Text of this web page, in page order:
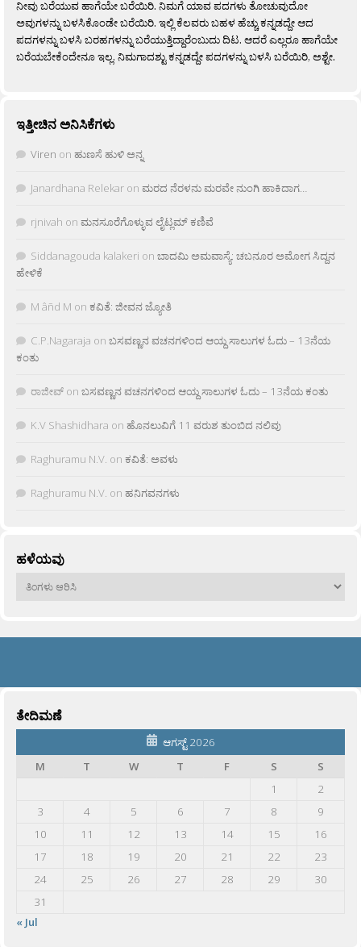
ನೀವು ಬರೆಯುವ ಹಾಗೆಯೇ ಬರೆಯಿರಿ. ನಿಮಗೆ ಯಾವ ಪದಗಳು ತೋಚುವುದೋ
ಅವುಗಳನ್ನು ಬಳಸಿಕೊಂಡೇ ಬರೆಯಿರಿ. ಇಲ್ಲಿ ಕೆಲವರು ಬಹಳ ಹೆಚ್ಚು ಕನ್ನಡದ್ದೇ ಆದ
ಪದಗಳನ್ನು ಬಳಸಿ ಬರಹಗಳನ್ನು ಬರೆಯುತ್ತಿದ್ದಾರೆಂಬುದು ದಿಟ. ಆದರೆ ಎಲ್ಲರೂ ಹಾಗೆಯೇ
ಬರೆಯಬೇಕೆಂದೇನೂ ಇಲ್ಲ. ನಿಮಗಾದಶ್ಟು ಕನ್ನಡದ್ದೇ ಪದಗಳನ್ನು ಬಳಸಿ ಬರೆಯಿರಿ, ಅಶ್ಟೇ.
ಇತ್ತೀಚಿನ ಅನಿಸಿಕೆಗಳು
Viren on ಹುಣಸೆ ಹುಳಿ ಅನ್ನ
Janardhana Relekar on ಮರದ ನೆರಳನು ಮರವೇ ನುಂಗಿ ಹಾಕಿದಾಗ…
rjnivah on ಮನಸೂರೆಗೊಳ್ಳುವ ಲೈಟ್ಲಮ್ ಕಣಿವೆ
Siddanagouda kalakeri on ಬಾದಮಿ ಅಮವಾಸ್ಯೆ: ಚಬನೂರ ಅಮೋಗ ಸಿದ್ದನ
ಹೇಳಿಕೆ
M âñd M on ಕವಿತೆ: ಜೀವನ ಜ್ಯೋತಿ
C.P.Nagaraja on ಬಸವಣ್ಣನ ವಚನಗಳಿಂದ ಆಯ್ದ ಸಾಲುಗಳ ಓದು – 13ನೆಯ
ಕಂತು
ರಾಜೀವ್ on ಬಸವಣ್ಣನ ವಚನಗಳಿಂದ ಆಯ್ದ ಸಾಲುಗಳ ಓದು – 13ನೆಯ ಕಂತು
K.V Shashidhara on ಹೊನಲುವಿಗೆ 11 ವರುಶ ತುಂಬಿದ ನಲಿವು
Raghuramu N.V. on ಕವಿತೆ: ಅವಳು
Raghuramu N.V. on ಹನಿಗವನಗಳು
ಹಳೆಯವು
ಹಳೆಯವು
ತೇದಿಮಣೆ
ಆಗಸ್ಟ್ 2026
M
T W T F S
S
1
2
3
4 5 6 7 8
9
10
11 12 13 14 15
16
17
18 19 20 21 22
23
24
25 26 27 28 29
30
31
« Jul